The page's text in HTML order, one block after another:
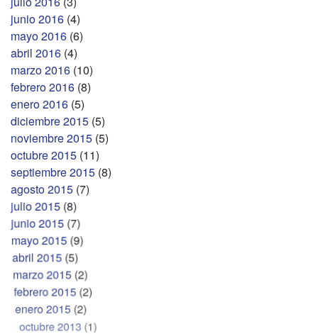
junio 2016 (4)
mayo 2016 (6)
abril 2016 (4)
marzo 2016 (10)
febrero 2016 (8)
enero 2016 (5)
diciembre 2015 (5)
noviembre 2015 (5)
octubre 2015 (11)
septiembre 2015 (8)
agosto 2015 (7)
julio 2015 (8)
junio 2015 (7)
mayo 2015 (9)
abril 2015(5)
marzo 2015(2)
febrero 2015(2)
enero 2015(2)
octubre 2013(1)